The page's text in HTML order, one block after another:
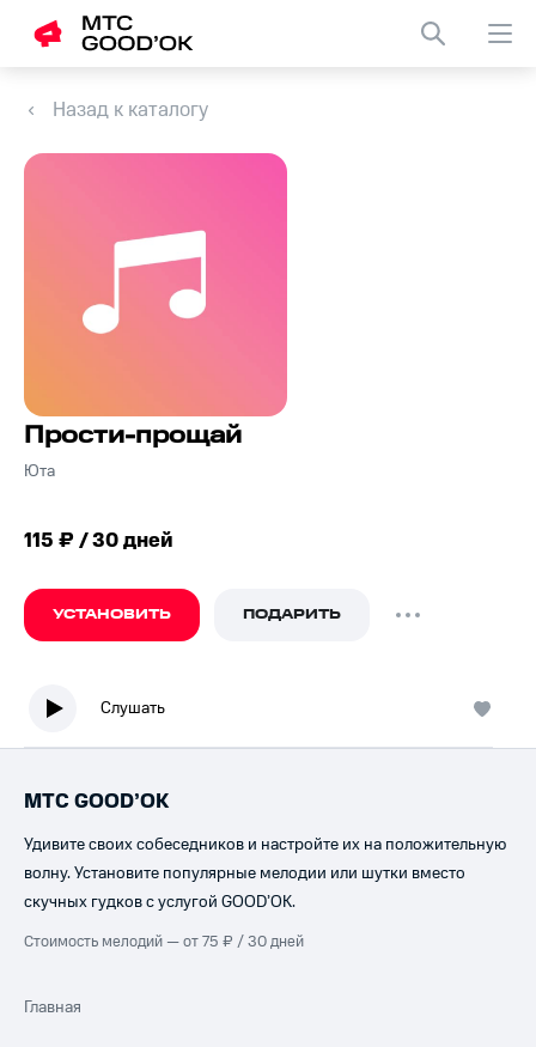
Назад к каталогу
Прости-прощай
Юта
115 ₽ / 30 дней
УСТАНОВИТЬ ПОДАРИТЬ
Слушать
МТС GOOD’OK
Удивите своих собеседников и настройте их на положительную
волну. Установите популярные мелодии или шутки вместо
скучных гудков с услугой GOOD’OK.
Стоимость мелодий — от 75 ₽ / 30 дней
Главная